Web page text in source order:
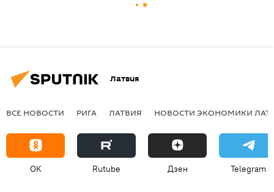
Латвия
ВСЕ НОВОСТИ РИГА ЛАТВИЯ НОВОСТИ ЭКОНОМИКИ
OK Rutube Дзен Telegram